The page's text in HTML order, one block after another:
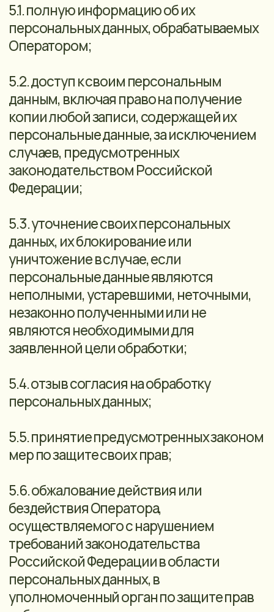
персональных данных и принятым в
соответствии с ним нормативным
правовым актам, требованиям к защите
персональных данных, настоящего
Положения, локальным нормативным
• иные меры, предусмотренные
законодательством Российской
Федерации в области персональных
данных.
9.2. Оценка вреда, который может быть
причинен субъектам персональных
данных в случае нарушения Оператором
требований Закона о персональных
Приказом Федеральной службы по
надзору в сфере связи, информационных
технологий и массовых коммуникаций
от 27.10.2022 Nº 178.
10. ОБЯЗАННОСТИ ОПЕРАТОРА
ПЕРСОНАЛЬНЫХ ДАННЫХ
10.1. В случае выявления неправомерной
обработки или неточности
персональных данных, при обращении
представителя либо по запросу субъекта
персональных данных или его
представителя либо уполномоченного
органа по защите прав субъектов
осуществить блокирование
неправомерно обрабатываемых или
неточных персональных данных,
персональных данных, или обеспечить
их блокирование (если обработка
персональных данных осуществляется
другим лицом, действующим по
поручению оператора) с момента такого
обращения или получения указанного
запроса на период проверки.
10.2. В случае подтверждения факта
неточности персональных данных